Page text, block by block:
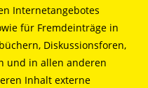
Internetangebotes
für Fremdeinträge in
Diskussionsforen,
und in allen anderen
Inhalt externe